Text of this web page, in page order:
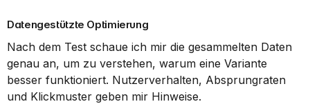
Datengestützte Optimierung
Nach dem Test schaue ich mir die gesammelten Daten
genau an, um zu verstehen, warum eine Variante
besser funktioniert. Nutzerverhalten, Absprungraten
und Klickmuster geben mir Hinweise.